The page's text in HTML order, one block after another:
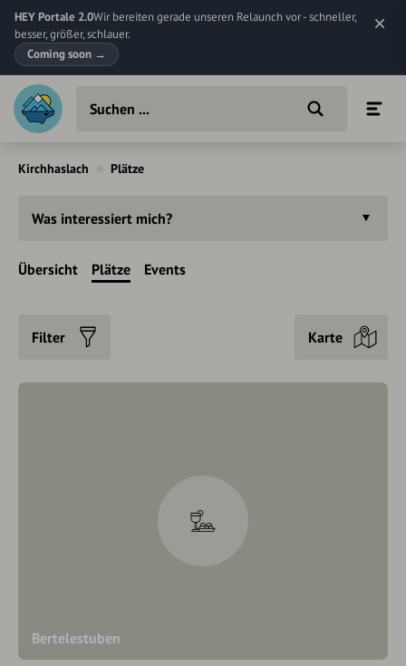
HEY Portale 2.0Wir bereiten gerade unseren Relaunch vor - schneller,
besser, größer, schlauer.
Coming soon →
Kirchhaslach Plätze
Was interessiert mich?
Übersicht Plätze Events
Filter Karte
Bertelestuben